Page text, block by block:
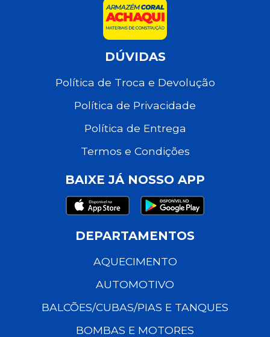
DÚVIDAS
Política de Troca e Devolução
Política de Privacidade
Política de Entrega
Termos e Condições
BAIXE JÁ NOSSO APP
DEPARTAMENTOS
AQUECIMENTO
AUTOMOTIVO
BALCÕES/CUBAS/PIAS E TANQUES
BOMBAS E MOTORES